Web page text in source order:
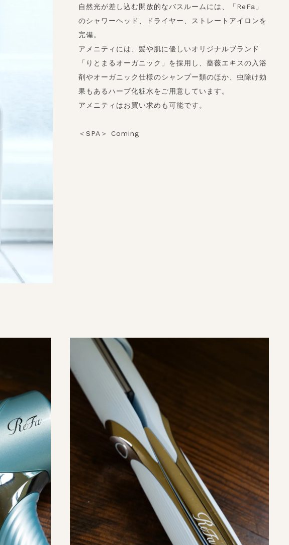
自然光が差し込む開放的なバスルームには、「ReFa」
のシャワーヘッド、ドライヤー、ストレートアイロンを
完備。
アメニティには、髪や肌に優しいオリジナルブランド
「りとまるオーガニック」を採用し、薔薇エキスの入浴
剤やオーガニック仕様のシャンプー類のほか、虫除け効
果もあるハーブ化粧水をご用意しています。
アメニティはお買い求めも可能です。
＜SPA＞ Coming